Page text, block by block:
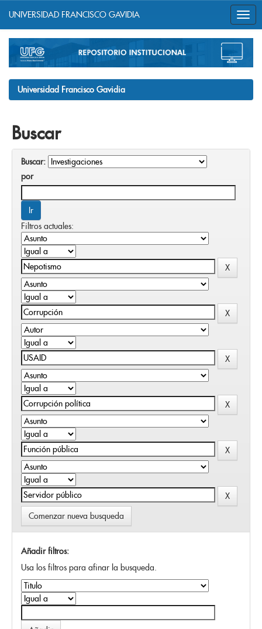
navigation
UNIVERSIDAD FRANCISCO GAVIDIA
Universidad Francisco Gavidia
Buscar
Buscar:
por
Filtros actuales:
Comenzar nueva busqueda
Añadir filtros:
Usa los filtros para afinar la busqueda.